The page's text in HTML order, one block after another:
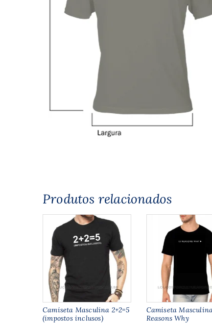
Produtos relacionados
Camiseta Masculina 2+2=5
(impostos inclusos)
Camiseta
Reasons Why